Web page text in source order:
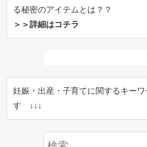
る秘密のアイテムとは？？
＞＞詳細はコチラ
妊娠・出産・子育てに関するキー
す ↓↓↓